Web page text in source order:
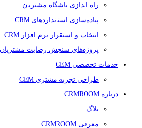
راه اندازی باشگاه مشتریان
پیاده‌سازی استانداردهای CRM
انتخاب و استقرار نرم افزار CRM
پروژه‌های سنجش رضایت مشتریان
خدمات تخصصی CEM
طراحی تجربه مشتری CEM
درباره CRMROOM
بلاگ
معرفی CRMROOM